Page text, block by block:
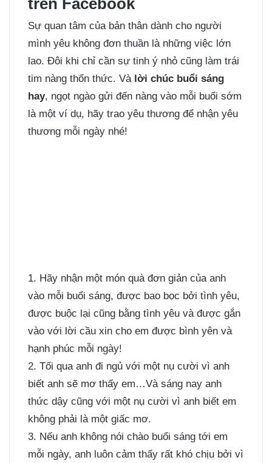
trên Facebook
Sự quan tâm của bản thân dành cho người
mình yêu không đơn thuần là những việc lớn
lao. Đôi khi chỉ cần sự tinh ý nhỏ cũng làm trái
tim nàng thổn thức. Và lời chúc buổi sáng
hay, ngọt ngào gửi đến nàng vào mỗi buổi sớm
là một ví dụ, hãy trao yêu thương để nhận yêu
thương mỗi ngày nhé!
1. Hãy nhận một món quà đơn giản của anh
vào mỗi buổi sáng, được bao bọc bởi tình yêu,
được buộc lại cũng bằng tình yêu và được gắn
vào với lời cầu xin cho em được bình yên và
hạnh phúc mỗi ngày!
2. Tối qua anh đi ngủ với một nụ cười vì anh
biết anh sẽ mơ thấy em…Và sáng nay anh
thức dậy cũng với một nụ cười vì anh biết em
không phải là một giấc mơ.
3. Nếu anh không nói chào buổi sáng tới em
mỗi ngày, anh luôn cảm thấy rất khó chịu bởi vì